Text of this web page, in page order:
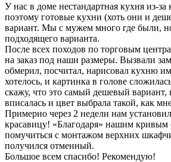
У нас в доме нестандартная кухня из-за
поэтому готовые кухни (хоть они и
вариант. Мы с мужем много где были,
подходящего варианта.
После всех походов по торговым
на заказ под наши размеры. Вызвали
обмерил, посчитал, нарисовал кухню
хотелось, и картинка в голове
скажу, что это самый дешевый вариант,
вписалась и цвет выбрала такой, как
Примерно через 2 недели нам
красавицу! «Благодаря» нашим
помучиться с монтажом верхних
получился отменный.
Большое всем спасибо! Рекомендую!